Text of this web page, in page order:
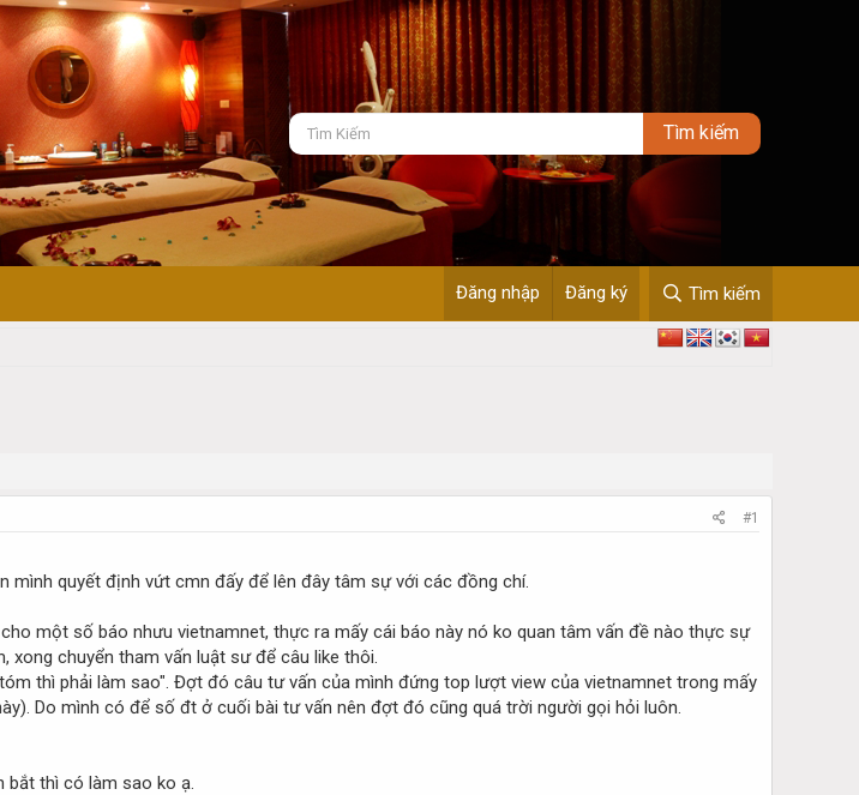
Đăng nhập Đăng ký Tìm kiếm
#1
mình quyết định vứt cmn đấy để lên đây tâm sự với các đồng chí.
một số báo nhưu vietnamnet, thực ra mấy cái báo này nó ko quan tâm vấn đề nào thực sự
xong chuyển tham vấn luật sư để câu like thôi.
thì phải làm sao". Đợt đó câu tư vấn của mình đứng top lượt view của vietnamnet trong mấy
Do mình có để số đt ở cuối bài tư vấn nên đợt đó cũng quá trời người gọi hỏi luôn.
bắt thì có làm sao ko ạ.